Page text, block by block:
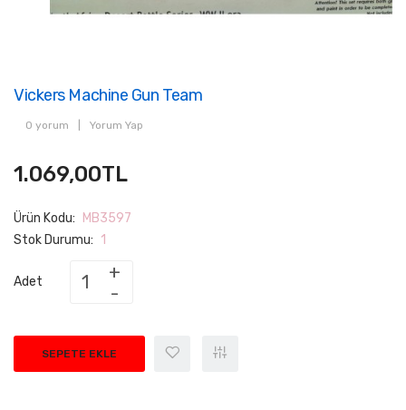
Vickers Machine Gun Team
0 yorum Yorum Yap
1.069,00TL
Ürün Kodu:
MB3597
Stok Durumu: 1
Adet
SEPETE EKLE